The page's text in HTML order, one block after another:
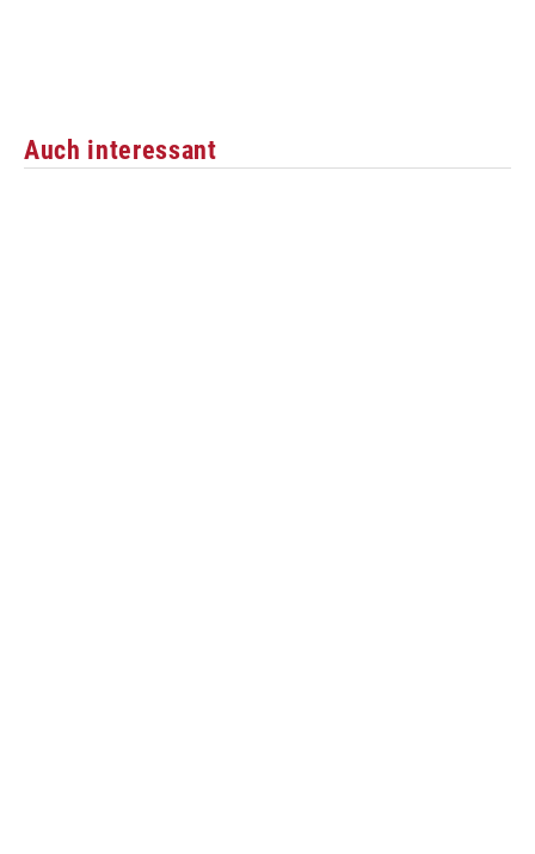
Auch interessant